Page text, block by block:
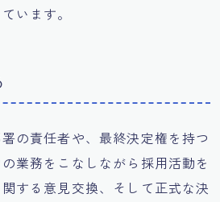
います。
の責任者や、最終決定権を持つ
業務をこなしながら採用活動を
する意見交換、そして正式な決